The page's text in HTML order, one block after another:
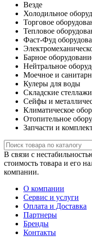
Везде
Холодильное
Торговое
Тепловое
Фаст-Фуд
Барное
Нейтральное
Моечное и
Кулеры для воды
Складские стеллажи
Сейфы и
Климатическое
Отопительное
Запчасти и
В связи с
стоимость товара и его
компании.
О компании
Сервис и услуги
Оплата и Доставка
Партнеры
Бренды
Контакты